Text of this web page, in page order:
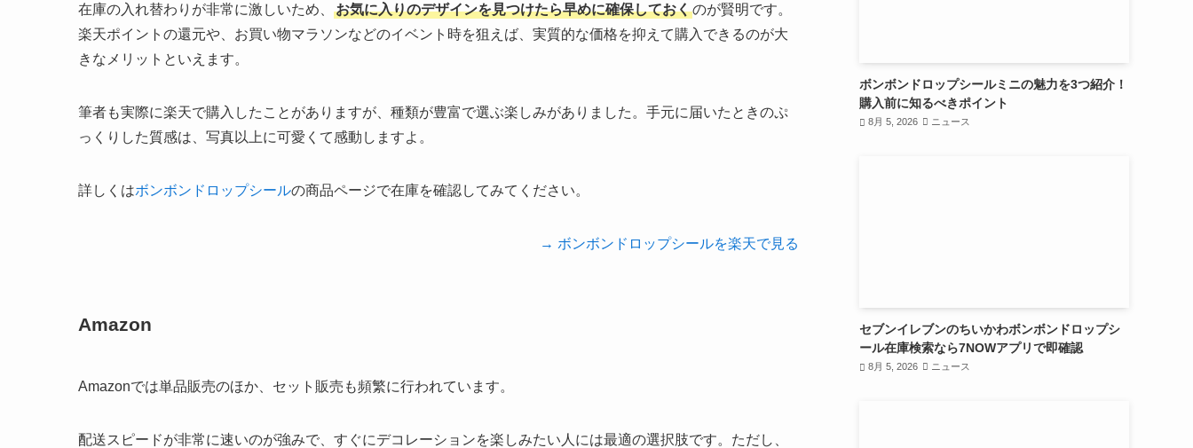
在庫の入れ替わりが非常に激しいため、 お気に入りのデザインを見つけたら早めに確保しておくのが賢明です。
楽天ポイントの還元や、お買い物マラソンなどのイベント時を狙えば、実質的な価格を抑えて購入できるのが大
きなメリットといえます。
筆者も実際に楽天で購入したことがありますが、種類が豊富で選ぶ楽しみがありました。手元に届いたときのぷ
っくりした質感は、写真以上に可愛くて感動しますよ。
詳しくはボンボンドロップシールの商品ページで在庫を確認してみてください。
→ ボンボンドロップシールを楽天で見る
Amazon
Amazonでは単品販売のほか、セット販売も頻繁に行われています。
配送スピードが非常に速いのが強みで、すぐにデコレーションを楽しみたい人には最適の選択肢です。ただし、
ボンボンドロップシールミニの魅力を3つ紹介！
購入前に知るべきポイント
8月 5, 2026 ニュース
セブンイレブンのちいかわボンボンドロップシ
ール在庫検索なら7NOWアプリで即確認
8月 5, 2026 ニュース